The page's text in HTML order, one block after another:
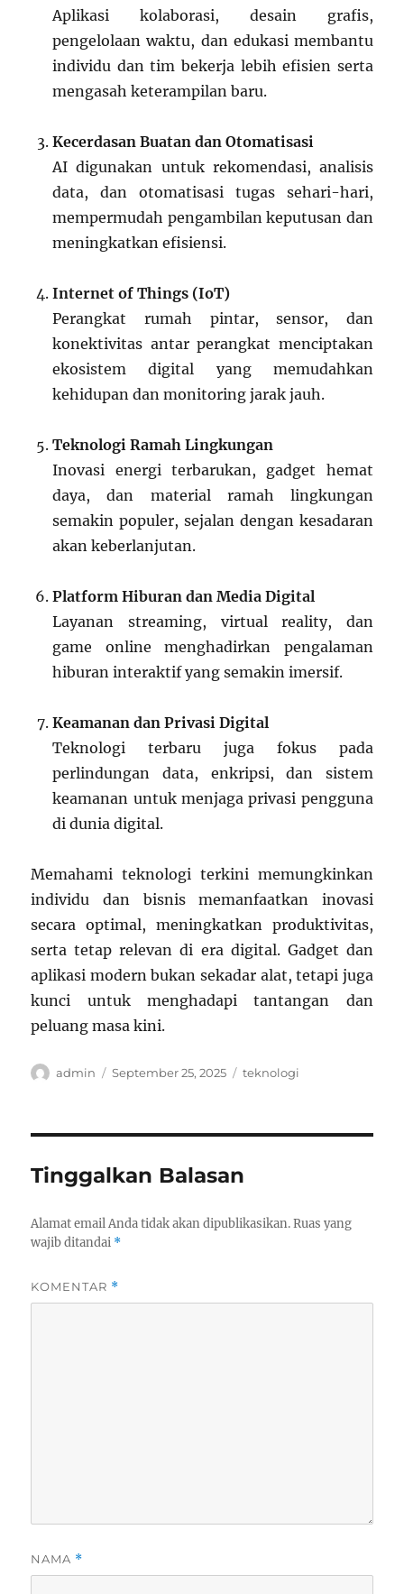
Aplikasi kolaborasi, desain grafis,
pengelolaan waktu, dan edukasi membantu
individu dan tim bekerja lebih efisien serta
mengasah keterampilan baru.
Kecerdasan Buatan dan Otomatisasi
AI digunakan untuk rekomendasi, analisis
data, dan otomatisasi tugas sehari-hari,
mempermudah pengambilan keputusan dan
meningkatkan efisiensi.
Internet of Things (IoT)
Perangkat rumah pintar, sensor, dan
konektivitas antar perangkat menciptakan
ekosistem digital yang memudahkan
kehidupan dan monitoring jarak jauh.
Teknologi Ramah Lingkungan
Inovasi energi terbarukan, gadget hemat
daya, dan material ramah lingkungan
semakin populer, sejalan dengan kesadaran
akan keberlanjutan.
Platform Hiburan dan Media Digital
Layanan streaming, virtual reality, dan
game online menghadirkan pengalaman
hiburan interaktif yang semakin imersif.
Keamanan dan Privasi Digital
Teknologi terbaru juga fokus pada
perlindungan data, enkripsi, dan sistem
keamanan untuk menjaga privasi pengguna
di dunia digital.
Memahami teknologi terkini memungkinkan
individu dan bisnis memanfaatkan inovasi
secara optimal, meningkatkan produktivitas,
serta tetap relevan di era digital. Gadget dan
aplikasi modern bukan sekadar alat, tetapi juga
kunci untuk menghadapi tantangan dan
peluang masa kini.
Author
admin
Posted
September 25, 2025 Categories
teknologi
Tinggalkan Balasan
Alamat email Anda tidak akan dipublikasikan. Ruas yang
wajib ditandai *
KOMENTAR *
NAMA *